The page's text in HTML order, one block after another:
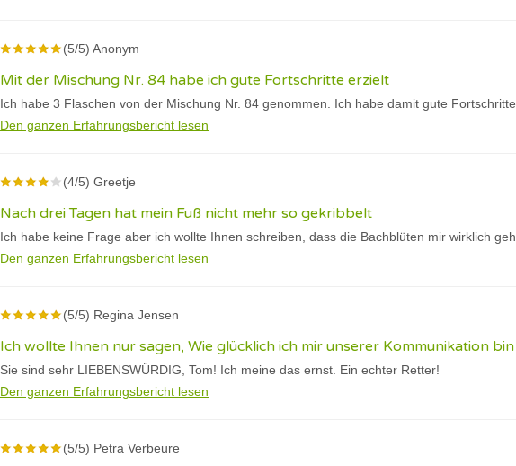
(5/5) Anonym
Mit der Mischung Nr. 84 habe ich gute Fortschritte erzielt
Ich habe 3 Flaschen von der Mischung Nr. 84 genommen. Ich habe damit gute Fortschritte
Den ganzen Erfahrungsbericht lesen
(4/5) Greetje
Nach drei Tagen hat mein Fuß nicht mehr so gekribbelt
Ich habe keine Frage aber ich wollte Ihnen schreiben, dass die Bachblüten mir wirklich
Den ganzen Erfahrungsbericht lesen
(5/5) Regina Jensen
Ich wollte Ihnen nur sagen, Wie glücklich ich mir unserer Kommunikation bin
Sie sind sehr LIEBENSWÜRDIG, Tom! Ich meine das ernst. Ein echter Retter!
Den ganzen Erfahrungsbericht lesen
(5/5) Petra Verbeure